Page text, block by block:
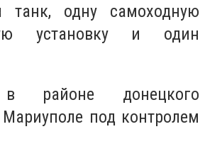
танк, одну самоходную
установку и один
в районе донецкого
под контролем